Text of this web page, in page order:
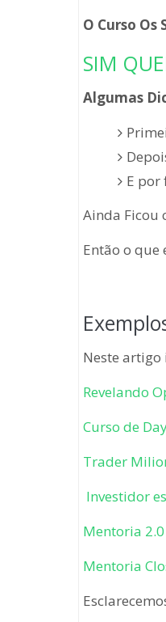
O Curso Os
SIM
Algumas
E por
Ainda Ficou
Então o que
Neste artigo
Revelando
Curso de
Trader
Investidor
Mentoria
Mentoria